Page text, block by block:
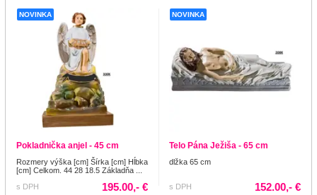
NOVINKA
Pokladnička anjel - 45 cm
Rozmery výška [cm] Šírka [cm] Hĺbka
[cm] Celkom. 44 28 18.5 Základňa ...
s DPH
195.00,- €
NOVINKA
Telo Pána Ježiša - 65 cm
dlžka 65 cm
s DPH 152.00,- €